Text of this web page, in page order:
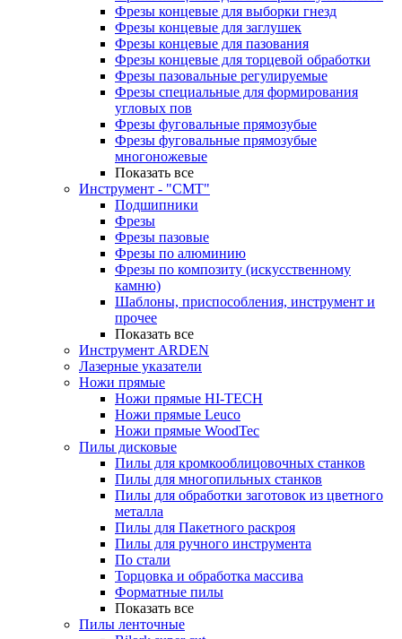
Фрезы концевые для выборки гнезд
Фрезы концевые для заглушек
Фрезы концевые для пазования
Фрезы концевые для торцевой обработки
Фрезы пазовальные регулируемые
Фрезы специальные для формирования
угловых пов
Фрезы фуговальные прямозубые
Фрезы фуговальные прямозубые
многоножевые
Показать все
Инструмент - "СМТ"
Подшипники
Фрезы
Фрезы пазовые
Фрезы по алюминию
Фрезы по композиту (искусственному
камню)
Шаблоны, приспособления, инструмент и
прочее
Показать все
Инструмент ARDEN
Лазерные указатели
Ножи прямые
Ножи прямые HI-TECH
Ножи прямые Leuco
Ножи прямые WoodTec
Пилы дисковые
Пилы для кромкооблицовочных станков
Пилы для многопильных станков
Пилы для обработки заготовок из цветного
металла
Пилы для Пакетного раскроя
Пилы для ручного инструмента
По стали
Торцовка и обработка массива
Форматные пилы
Показать все
Пилы ленточные